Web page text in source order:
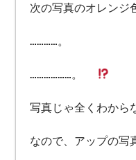
次の写真のオレンジ
…………。
………………。
写真じゃ全くわから
なので、アップの写